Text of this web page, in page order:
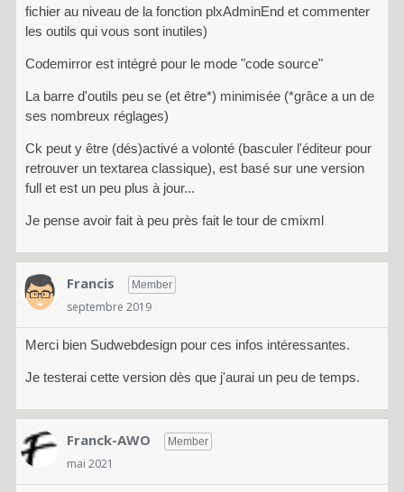
fichier au niveau de la fonction plxAdminEnd et commenter
les outils qui vous sont inutiles)
Codemirror est intégré pour le mode "code source"
La barre d'outils peu se (et être*) minimisée (*grâce a un de
ses nombreux réglages)
Ck peut y être (dés)activé a volonté (basculer l'éditeur pour
retrouver un textarea classique), est basé sur une version
full et est un peu plus à jour...
Je pense avoir fait à peu près fait le tour de cmixml
Francis Member
septembre 2019
Merci bien Sudwebdesign pour ces infos intéressantes.
Je testerai cette version dès que j'aurai un peu de temps.
Franck-AWO Member
mai 2021